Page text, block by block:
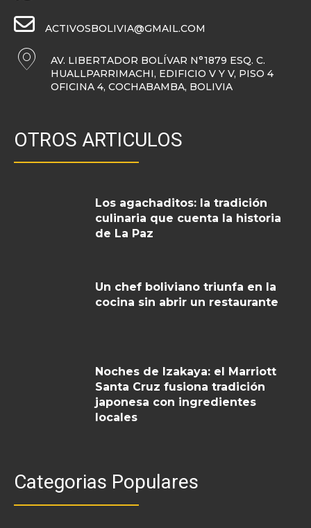
ACTIVOSBOLIVIA@GMAIL.COM
AV. LIBERTADOR BOLÍVAR N°1879 ESQ. C.
HUALLPARRIMACHI, EDIFICIO V Y V, PISO 4
OFICINA 4, COCHABAMBA, BOLIVIA
OTROS ARTICULOS
Los agachaditos: la tradición
culinaria que cuenta la historia
de La Paz
Un chef boliviano triunfa en la
cocina sin abrir un restaurante
Noches de Izakaya: el Marriott
Santa Cruz fusiona tradición
japonesa con ingredientes
locales
Categorias Populares